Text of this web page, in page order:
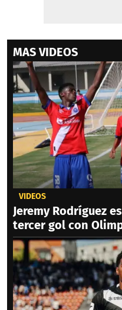
MAS VIDEOS
VIDEOS
Jeremy Rodríguez
tercer gol con